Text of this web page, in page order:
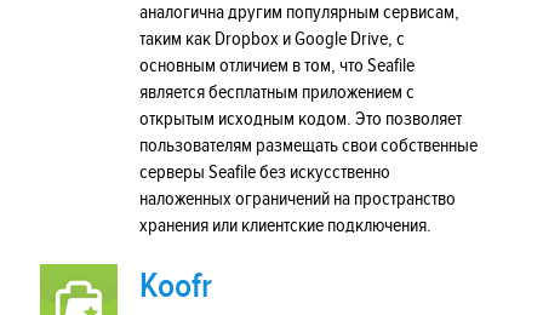
аналогична другим популярным сервисам,
таким как Dropbox и Google Drive, с
основным отличием в том, что Seafile
является бесплатным приложением с
открытым исходным кодом. Это позволяет
пользователям размещать свои собственные
серверы Seafile без искусственно
наложенных ограничений на пространство
хранения или клиентские подключения.
Koofr